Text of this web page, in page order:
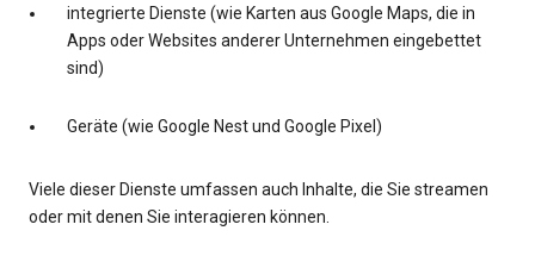
integrierte Dienste (wie Karten aus Google Maps, die in
Apps oder Websites anderer Unternehmen eingebettet
sind)
Geräte (wie Google Nest und Google Pixel)
Viele dieser Dienste umfassen auch Inhalte, die Sie streamen
oder mit denen Sie interagieren können.